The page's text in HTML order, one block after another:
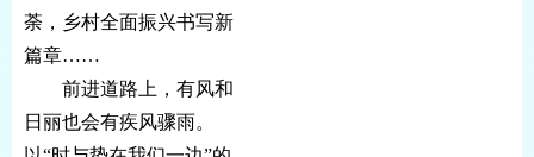
荼，乡村全面振兴书写新
篇章……
前进道路上，有风和
日丽也会有疾风骤雨。